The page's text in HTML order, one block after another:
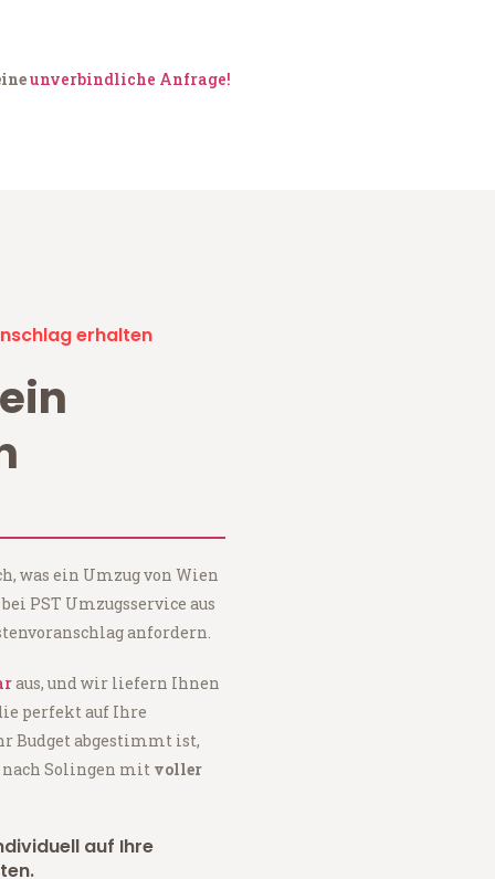
unverbindliche Anfrage!
erhalten
was ein Umzug von Wien
PST Umzugsservice aus
anfordern.
aus, und wir liefern Ihnen
perfekt auf Ihre
Budget abgestimmt ist,
nach Solingen mit voller
auf Ihre